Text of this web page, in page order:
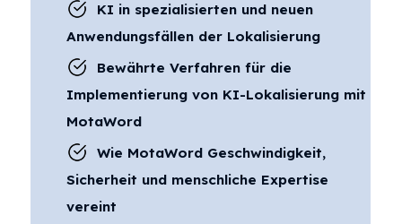
KI in spezialisierten und neuen
Anwendungsfällen der Lokalisierung
Bewährte Verfahren für die
Implementierung von KI-Lokalisierung mit
MotaWord
Wie MotaWord Geschwindigkeit,
Sicherheit und menschliche Expertise
vereint